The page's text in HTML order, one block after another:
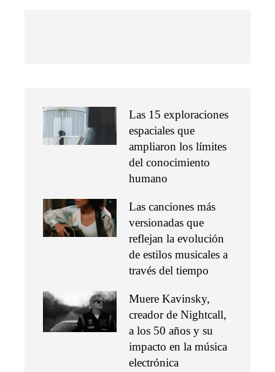
Las 15 exploraciones
espaciales que
ampliaron los límites
del conocimiento
humano
Las canciones más
versionadas que
reflejan la evolución
de estilos musicales a
través del tiempo
Muere Kavinsky,
creador de Nightcall,
a los 50 años y su
impacto en la música
electrónica